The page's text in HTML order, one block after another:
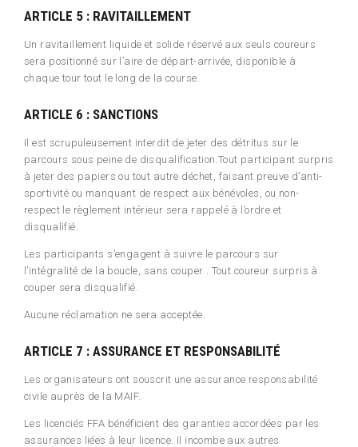
ARTICLE 5 : RAVITAILLEMENT
Un ravitaillement liquide et solide réservé aux seuls coureurs
sera positionné sur l’aire de départ-arrivée, disponible à
chaque tour tout le long de la course.
ARTICLE 6 : SANCTIONS
Il est scrupuleusement interdit de jeter des détritus sur le
parcours sous peine de disqualification.Tout participant surpris
à jeter des papiers ou tout autre déchet, faisant preuve d’anti-
sportivité ou manquant de respect aux bénévoles, ou non-
respect le règlement intérieur sera rappelé à l’ordre et
disqualifié.
Les participants s’engagent à suivre le parcours sur
l’intégralité de la boucle, sans couper . Tout coureur surpris à
couper sera disqualifié.
Aucune réclamation ne sera acceptée.
ARTICLE 7 : ASSURANCE ET RESPONSABILITÉ
Les organisateurs ont souscrit une assurance responsabilité
civile auprès de la MAIF.
Les licenciés FFA bénéficient des garanties accordées par les
assurances liées à leur licence. Il incombe aux autres